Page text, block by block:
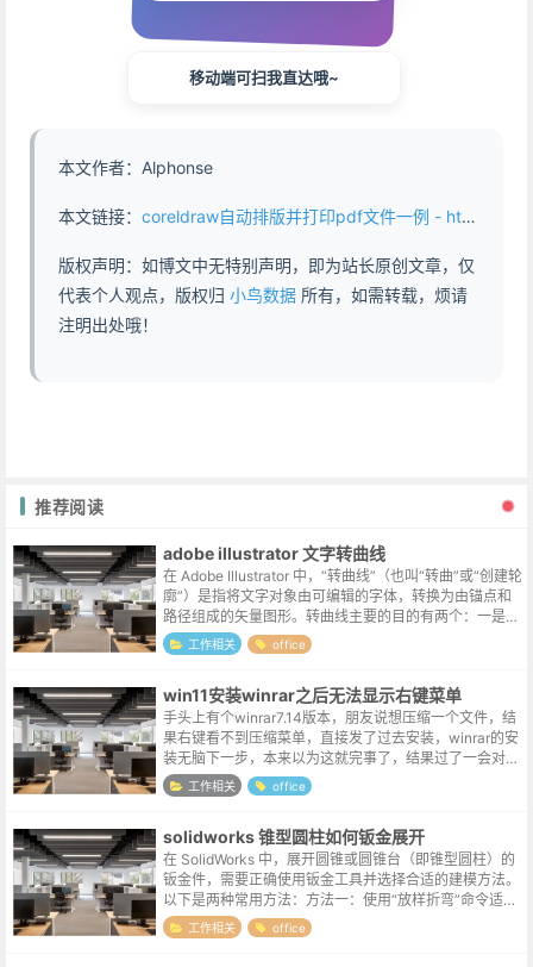
移动端可扫我直达哦~
本文作者：Alphonse
本文链接： coreldraw自动排版并打印pdf文件一例 - https://www.abddb.com/coreldraw_automatic_typesetting_pdf.html
版权声明：如博文中无特别声明，即为站长原创文章，仅
代表个人观点，版权归 小鸟数据 所有，如需转载，烦请
注明出处哦！
推荐阅读
adobe illustrator 文字转曲线
在 Adobe Illustrator 中，“转曲线”（也叫“转曲”或“创建轮
廓”）是指将文字对象由可编辑的字体，转换为由锚点和
路径组成的矢量图形。转曲线主要的目的有两个：一是防
止文件在别的电脑上打开时，因缺少字体导致排版错乱，
这是印...
工作相关 office
win11安装winrar之后无法显示右键菜单
手头上有个winrar7.14版本，朋友说想压缩一个文件，结
果右键看不到压缩菜单，直接发了过去安装，winrar的安
装无脑下一步，本来以为这就完事了，结果过了一会对方
表示还是无法显示。向日葵远程连接看了一下，别说压缩
命令了，啥winr...
工作相关 office
solidworks 锥型圆柱如何钣金展开
在 SolidWorks 中，展开圆锥或圆锥台（即锥型圆柱）的
钣金件，需要正确使用钣金工具并选择合适的建模方法。
以下是两种常用方法：方法一：使用“放样折弯”命令适用
于精确展开锥形或圆锥台钣金件。创建两个草图：在两个
平行基准面上，分别绘...
工作相关 office